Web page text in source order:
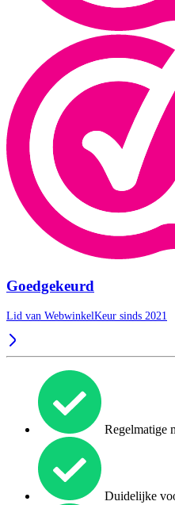
Goedgekeurd
Lid van WebwinkelKeur sinds 2021
Regelmatige
Duidelijke